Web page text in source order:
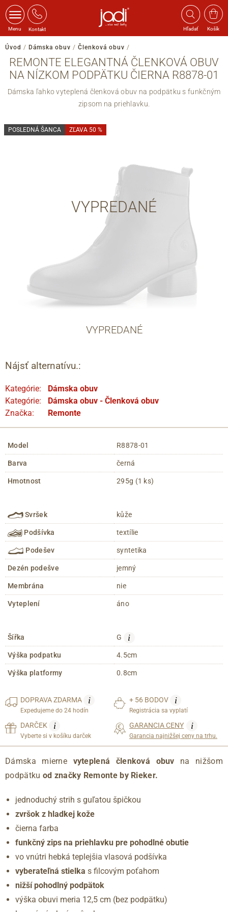
Menu Kontakt Hľadať Košík
Úvod / Dámska obuv / Členková obuv /
REMONTE ELEGANTNÁ ČLENKOVÁ OBUV
NA NÍZKOM PODPÄTKU ČIERNA R8878-01
Dámska ľahko vyteplená členková obuv na podpätku s funkčným
zipsom na priehlavku.
VYPREDANÉ
POSLEDNÁ ŠANCA ZĽAVA 50 %
VYPREDANÉ
Nájsť alternatívu.:
Kategórie:
Dámska obuv
Kategórie:
Dámska obuv - Členková obuv
Značka:
Remonte
Model R8878-01
Barva černá
Hmotnost 295g (1 ks)
Svršek kůže
Podšívka textílie
Podešev syntetika
Dezén podešve jemný
Membrána nie
Vyteplení áno
Šířka G i
Výška podpatku 4.5cm
Výška platformy 0.8cm
DOPRAVAZDARMA i
Expedujeme do 24 hodín
+ 56 BODOV i
Registrácia sa vyplatí
DARČEK i
Vyberte si v košíku darček
GARANCIA CENY i
Garancia najnižšej ceny na trhu.
Dámska mierne vyteplená členková obuv na nižšom
podpätku od značky Remonte by Rieker.
jednoduchý strih s guľatou špičkou
zvršok z hladkej kože
čierna farba
funkčný zips na priehlavku pre pohodlné obutie
vo vnútri hebká teplejšia vlasová podšívka
vyberateľná stielka s filcovým poťahom
nižší pohodlný podpätok
výška obuvi meria 12,5 cm (bez podpätku)